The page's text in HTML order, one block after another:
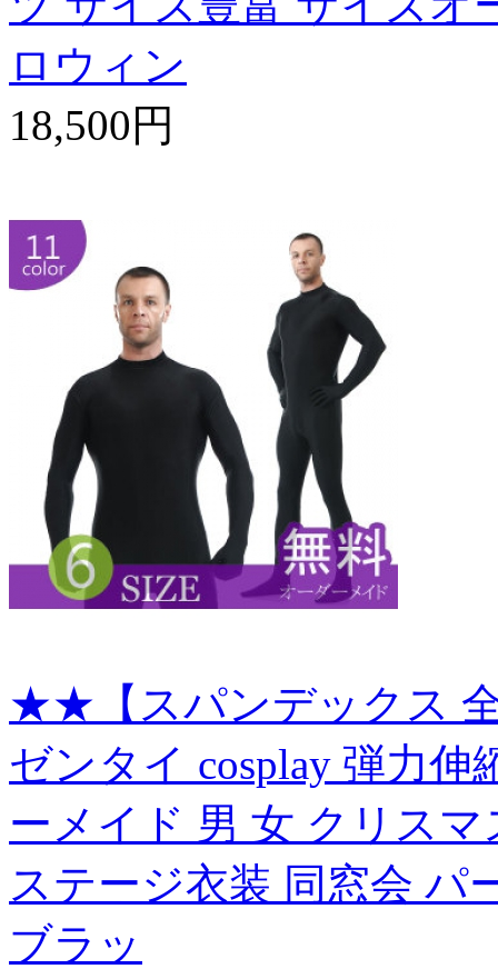
ロウィン
18,500円
★★【スパンデックス
ゼンタイ cosplay 弾力
ーメイド 男 女 クリス
ステージ衣装 同窓会
ブラッ